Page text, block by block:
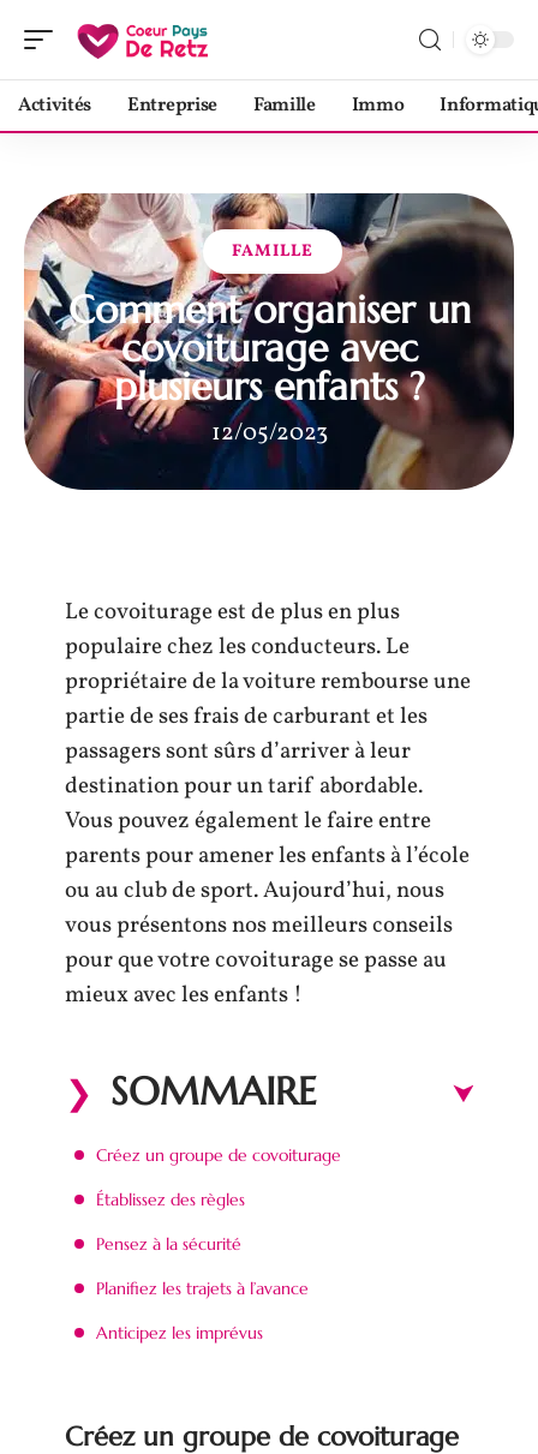
Activités Entreprise Famille Immo
FAMILLE
Comment organiser un
covoiturage avec
plusieurs enfants ?
12/05/2023
Le covoiturage est de plus en plus
populaire chez les conducteurs. Le
propriétaire de la voiture rembourse une
partie de ses frais de carburant et les
passagers sont sûrs d’arriver à leur
destination pour un tarif abordable.
Vous pouvez également le faire entre
parents pour amener les enfants à l’école
ou au club de sport. Aujourd’hui, nous
vous présentons nos meilleurs conseils
pour que votre covoiturage se passe au
mieux avec les enfants !
SOMMAIRE
Créez un groupe de covoiturage
Établissez des règles
Pensez à la sécurité
Planifiez les trajets à l’avance
Anticipez les imprévus
Créez un groupe de covoiturage